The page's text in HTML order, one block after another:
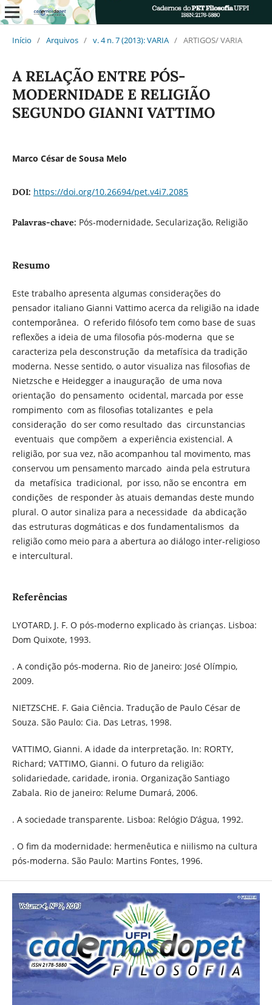
Início / Arquivos / v. 4 n. 7 (2013): VARIA / ARTIGOS/ VARIA
A RELAÇÃO ENTRE PÓS-
MODERNIDADE E RELIGIÃO
SEGUNDO GIANNI VATTIMO
Marco César de Sousa Melo
DOI: https://doi.org/10.26694/pet.v4i7.2085
Palavras-chave: Pós-modernidade, Secularização, Religião
Resumo
Este trabalho apresenta algumas considerações do
pensador italiano Gianni Vattimo acerca da religião na idade
contemporânea. O referido filósofo tem como base de suas
reflexões a ideia de uma filosofia pós-moderna que se
caracteriza pela desconstrução da metafísica da tradição
moderna. Nesse sentido, o autor visualiza nas filosofias de
Nietzsche e Heidegger a inauguração de uma nova
orientação do pensamento ocidental, marcada por esse
rompimento com as filosofias totalizantes e pela
consideração do ser como resultado das circunstancias
eventuais que compõem a experiência existencial. A
religião, por sua vez, não acompanhou tal movimento, mas
conservou um pensamento marcado ainda pela estrutura
da metafísica tradicional, por isso, não se encontra em
condições de responder às atuais demandas deste mundo
plural. O autor sinaliza para a necessidade da abdicação
das estruturas dogmáticas e dos fundamentalismos da
religião como meio para a abertura ao diálogo inter-religioso
e intercultural.
Referências
LYOTARD, J. F. O pós-moderno explicado às crianças. Lisboa:
Dom Quixote, 1993.
. A condição pós-moderna. Rio de Janeiro: José Olímpio,
2009.
NIETZSCHE. F. Gaia Ciência. Tradução de Paulo César de
Souza. São Paulo: Cia. Das Letras, 1998.
VATTIMO, Gianni. A idade da interpretação. In: RORTY,
Richard; VATTIMO, Gianni. O futuro da religião:
solidariedade, caridade, ironia. Organização Santiago
Zabala. Rio de janeiro: Relume Dumará, 2006.
. A sociedade transparente. Lisboa: Relógio D’água, 1992.
. O fim da modernidade: hermenêutica e niilismo na cultura
pós-moderna. São Paulo: Martins Fontes, 1996.